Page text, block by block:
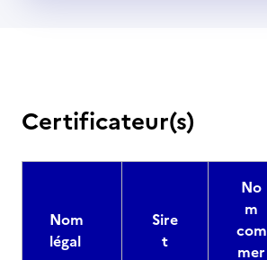
Certificateur(s)
Nom
légal
Sire
t
No
m
com
mer